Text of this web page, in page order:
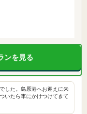
ンを見る
した。島原港へお迎えに来
いたら車にかけつけてきて